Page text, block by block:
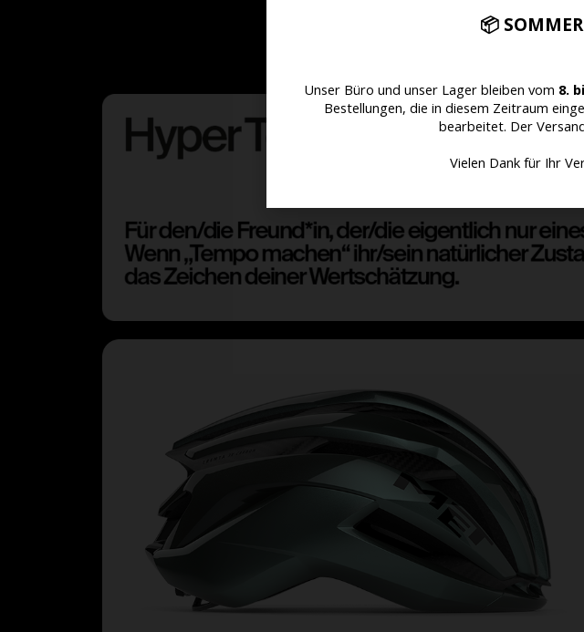
📦
Unser Büro und unser Lager bleiben vom 8.
Bestellungen, die in diesem Zeitraum
bearbeitet. Der
Vielen Dank für Ihr